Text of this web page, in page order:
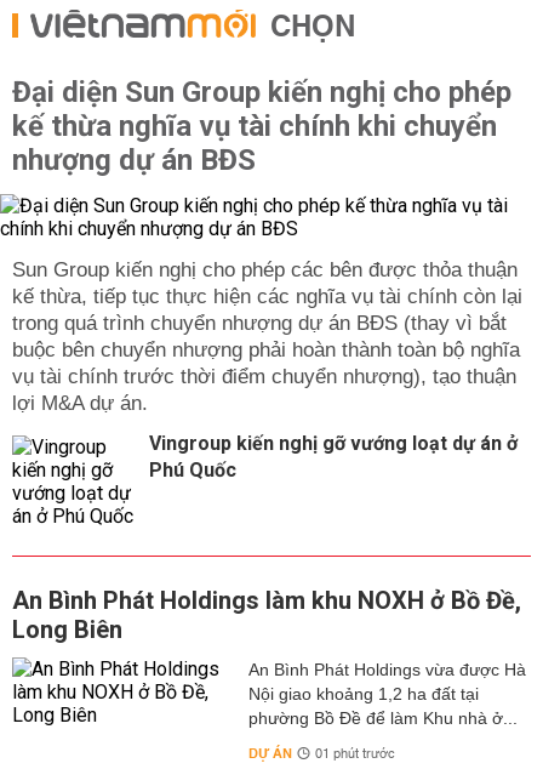
CHỌN
Đại diện Sun Group kiến nghị cho phép
kế thừa nghĩa vụ tài chính khi chuyển
nhượng dự án BĐS
Sun Group kiến nghị cho phép các bên được thỏa thuận
kế thừa, tiếp tục thực hiện các nghĩa vụ tài chính còn lại
trong quá trình chuyển nhượng dự án BĐS (thay vì bắt
buộc bên chuyển nhượng phải hoàn thành toàn bộ nghĩa
vụ tài chính trước thời điểm chuyển nhượng), tạo thuận
lợi M&A dự án.
Vingroup kiến nghị gỡ vướng loạt dự án ở
Phú Quốc
An Bình Phát Holdings làm khu NOXH ở Bồ Đề,
Long Biên
An Bình Phát Holdings vừa được Hà
Nội giao khoảng 1,2 ha đất tại
phường Bồ Đề để làm Khu nhà ở...
DỰ ÁN 01 phút trước